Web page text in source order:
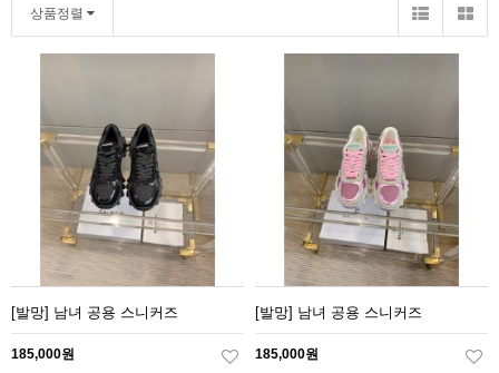
상품정렬
[발망] 남녀 공용 스니커즈
185,000원
[발망] 남녀 공용 스니커즈
185,000원